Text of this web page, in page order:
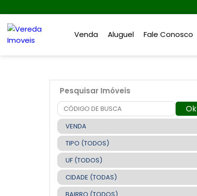
Venda Aluguel Fale Conosco
Pesquisar Imóveis
Ok